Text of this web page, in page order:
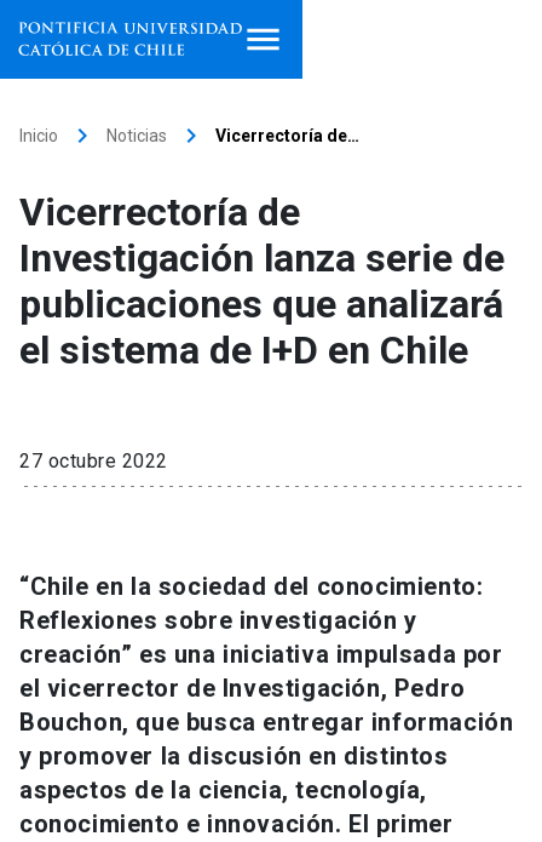
Facultades, escuelas e
institutos
Investigación
Información para keyboard_arrow_down
Futuros estudiantes
Académicos
Go to english site launch
ACCESOS DIRECTOS
Admisión launch
Inicio keyboard_arrow_right Noticias keyboard_arrow_right Vicerrectoría de…
Vicerrectoría de
Investigación lanza serie de
publicaciones que analizará
el sistema de I+D en Chile
27 octubre 2022
“Chile en la sociedad del conocimiento:
Reflexiones sobre investigación y
creación” es una iniciativa impulsada por
el vicerrector de Investigación, Pedro
Bouchon, que busca entregar información
y promover la discusión en distintos
aspectos de la ciencia, tecnología,
conocimiento e innovación. El primer